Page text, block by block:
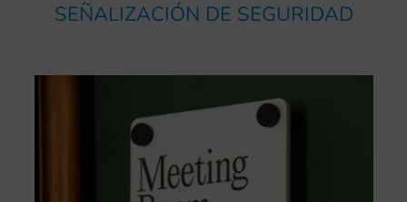
SEÑALIZACIÓN DE SEGURIDAD